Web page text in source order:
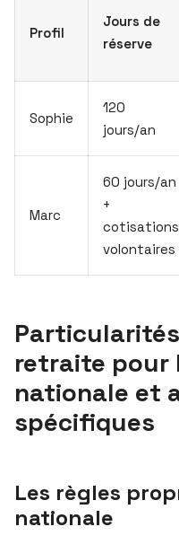
Profil
Jours de
réserve
Sophie
120
jours/an
Marc
60 jours/an
+
cotisations
volontaires
retraite pour
nationale et
spécifiques
Les règles
nationale